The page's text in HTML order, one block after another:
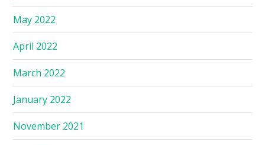
May 2022
April 2022
March 2022
January 2022
November 2021